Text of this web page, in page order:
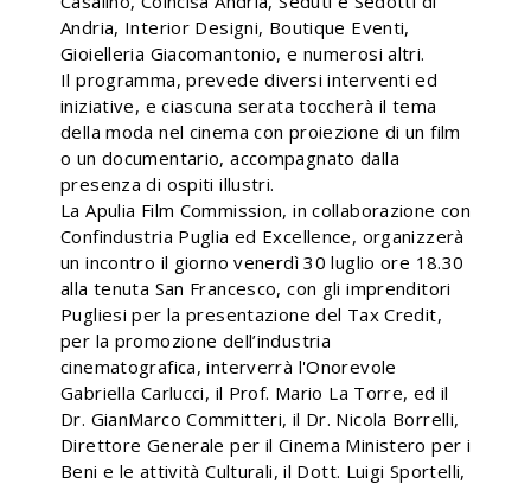
Andria, Interior Designi, Boutique Eventi,
Gioielleria Giacomantonio, e numerosi altri.
Il programma, prevede diversi interventi ed
iniziative, e ciascuna serata toccherà il tema
della moda nel cinema con proiezione di un film
o un documentario, accompagnato dalla
presenza di ospiti illustri.
La Apulia Film Commission, in collaborazione con
Confindustria Puglia ed Excellence, organizzerà
un incontro il giorno venerdì 30 luglio ore 18.30
alla tenuta San Francesco, con gli imprenditori
Pugliesi per la presentazione del Tax Credit,
per la promozione dell’industria
cinematografica, interverrà l'Onorevole
Gabriella Carlucci, il Prof. Mario La Torre, ed il
Dr. GianMarco Committeri, il Dr. Nicola Borrelli,
Direttore Generale per il Cinema Ministero per i
Beni e le attività Culturali, il Dott. Luigi Sportelli,